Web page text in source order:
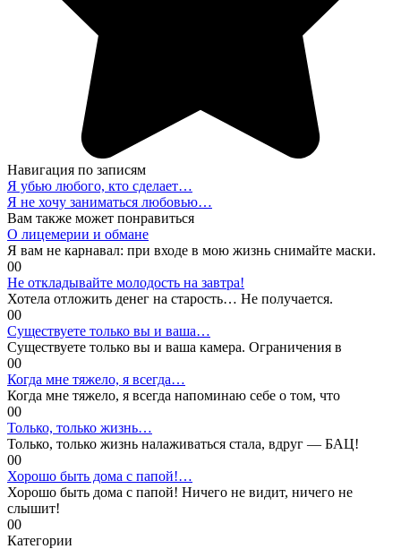
Навигация по записям
Я убью любого, кто сделает…
Я не хочу заниматься любовью…
Вам также может понравиться
О лицемерии и обмане
Я вам не карнавал: при входе в мою жизнь снимайте маски.
00
Не откладывайте молодость на завтра!
Хотела отложить денег на старость… Не получается.
00
Существуете только вы и ваша…
Существуете только вы и ваша камера. Ограничения в
00
Когда мне тяжело, я всегда…
Когда мне тяжело, я всегда напоминаю себе о том, что
00
Только, только жизнь…
Только, только жизнь налаживаться стала, вдруг — БАЦ!
00
Хорошо быть дома с папой!…
Хорошо быть дома с папой! Ничего не видит, ничего не
слышит!
00
Категории